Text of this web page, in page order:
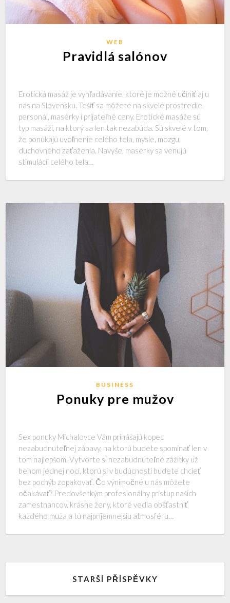
WEB
Pravidlá salónov
Erotická masáž je vyhľadávanie, ktoré je možné učiniť aj u
nás na Slovensku. Tešiť sa môžete na skvelé prostredie,
personál, masérky i prijateľné ceny. Erotické masáže sú
typ masáží, na ktorý sa len tak nezabúda. Sú skvelé v tom,
že ponúkajú uvoľnenie celého tela, mysle, mozgu,
duchovného zaťaženia. Navyše, masérky sa venujú
stimulácii celého tela…
BUSINESS
Ponuky pre mužov
Sex ponuky Michalovce Vám prinášajú kopec
nezabudnuteľnej zábavy, na ktorú budete spomínať len v
tom najlepšom. Vytvorte si nezabudnuteľné zážitky už
behom jednej noci, ktorú si v budúcnosti budete chcieť
bez pochýb zopakovať. Čo výnimočné u nás môžete
očakávať? Predovšetkým profesionálny prístup našich
zamestnancov, krásne ženy, ktoré vedia obšťastniť
každého muža a tú najpríjemnejšiu atmosféru…
STARŠÍ PŘÍSPĚVKY